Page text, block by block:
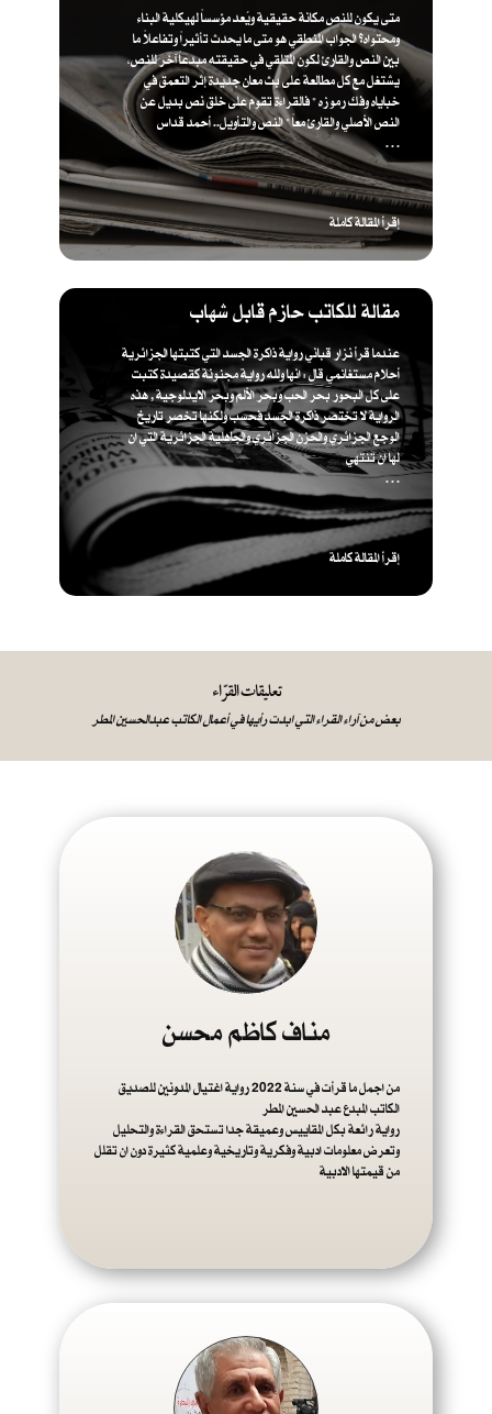
متى يكون للنص مكانة حقيقية ويُعد مؤسساً لهيكلية البناء
ومحتواه؟ الجواب المنطقي هو متى ما يحدث تأثيراً وتفاعلاً ما
بين النص والقارئ لكون المتلقي في حقيقته مبدعاً آخر للنص،
يشتغل مع كل مطالعة على بث معان جديدة إثر التعمق في
خباياه وفك رموزه " فالقراءة تقوم على خلق نص بديل عن
النص الأصلي والقارئ معاً " ​النص والتأويل.. أحمد قداس
. . .
إقرأ المقالة كاملة
مقالة للكاتب حازم قابل شهاب
عندما قرأ نزار قباني رواية ذاكرة الجسد التي كتبتها الجزائرية
أحلام مستغانمي قال : انها ولله رواية مجنونة كقصيدة كتبت
على كل البحور بحر الحب وبحر الألم وبحر الايدلوجية , هذه
الرواية لا تختصر ذاكرة الجسد فحسب ولكنها تخصر تاريخ
الوجع الجزائري والحزن الجزائري والجاهلية الجزائرية التي ان
لها ان تنتهي
. . .
إقرأ المقالة كاملة
تعليقات القرّاء
بعض من آراء القراء التي ابدت رأيها في أعمال الكاتب عبدالحسين المطر
مناف كاظم محسن
من اجمل ما قرأت في سنة 2022 رواية اغتيال المدونين للصديق
الكاتب المبدع عبد الحسين المطر
رواية رائعة بكل المقاييس وعميقة جدا تستحق القراءة والتحليل
وتعرض معلومات ادبية وفكرية وتاريخية وعلمية كثيرة دون ان تقلل
من قيمتها الادبية